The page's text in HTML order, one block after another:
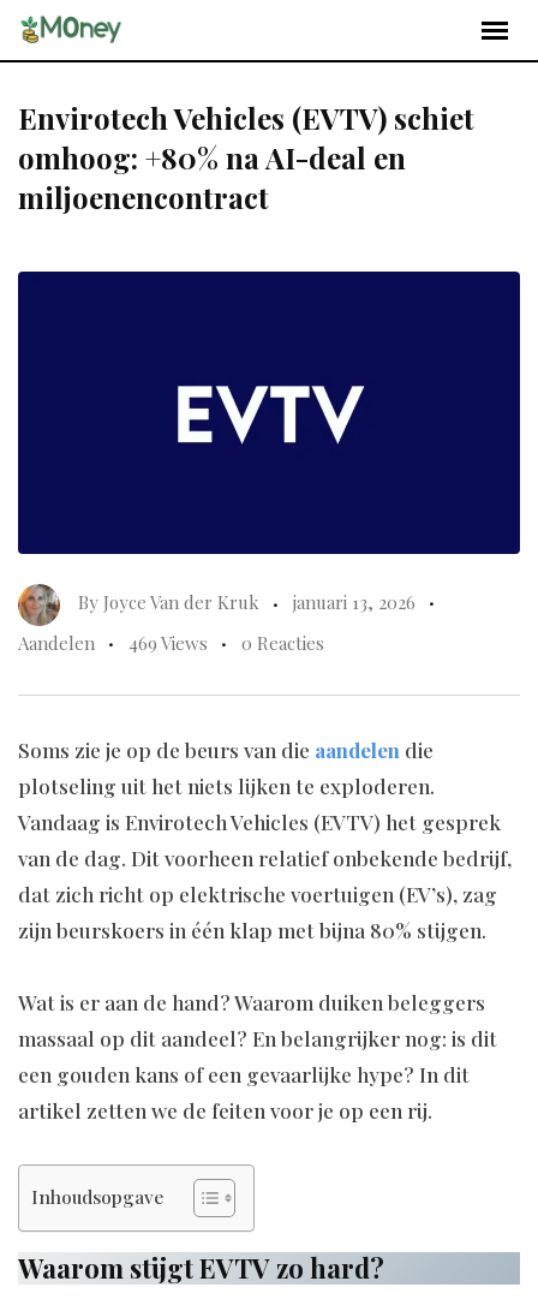
Envirotech Vehicles (EVTV) schiet
omhoog: +80% na AI-deal en
miljoenencontract
By Joyce Van der Kruk
januari 13, 2026
Aandelen
469 Views 0 Reacties
Soms zie je op de beurs van die aandelen die
plotseling uit het niets lijken te exploderen.
Vandaag is Envirotech Vehicles (EVTV) het gesprek
van de dag. Dit voorheen relatief onbekende bedrijf,
dat zich richt op elektrische voertuigen (EV’s), zag
zijn beurskoers in één klap met bijna 80% stijgen.
Wat is er aan de hand? Waarom duiken beleggers
massaal op dit aandeel? En belangrijker nog: is dit
een gouden kans of een gevaarlijke hype? In dit
artikel zetten we de feiten voor je op een rij.
Inhoudsopgave
Waarom stijgt EVTV zo hard?